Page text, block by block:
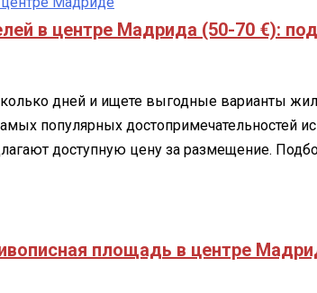
городская
площадь
в центре Мадрида (50-70 €):
10
дней и ищете выгодные варианты
популярных
доступную цену за размещение.
площадь в центре